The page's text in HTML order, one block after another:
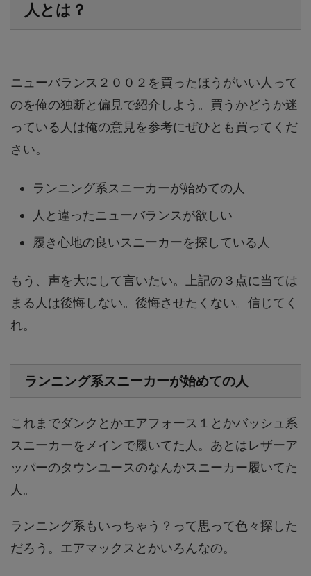
人とは？
ニューバランス２００２を買ったほうがいい人って
のを俺の独断と偏見で紹介しよう。買うかどうか迷
っている人は俺の意見を参考にぜひとも買ってくだ
さい。
ランニング系スニーカーが始めての人
人と違ったニューバランスが欲しい
履き心地の良いスニーカーを探している人
もう、声を大にして言いたい。上記の３点に当ては
まる人は後悔しない。後悔させたくない。信じてく
れ。
ランニング系スニーカーが始めての人
これまでダンクとかエアフォース１とかバッシュ系
スニーカーをメインで履いてた人。あとはレザーア
ッパーのタウンユースのなんかスニーカー履いてた
人。
ランニング系もいっちゃう？って思って色々探した
だろう。エアマックスとかいろんなの。